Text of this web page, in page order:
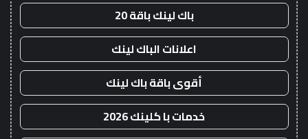
باك لينك باقة 20
اعلانات الباك لينك
أقوى باقة باك لينك
خدمات با كلينك 2026